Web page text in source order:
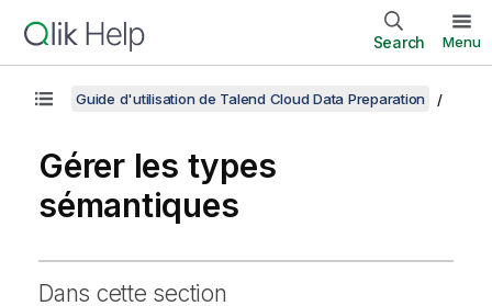
Search Menu
Guide d'utilisation de Talend Cloud Data Preparation
Gérer les types
sémantiques
Dans cette section